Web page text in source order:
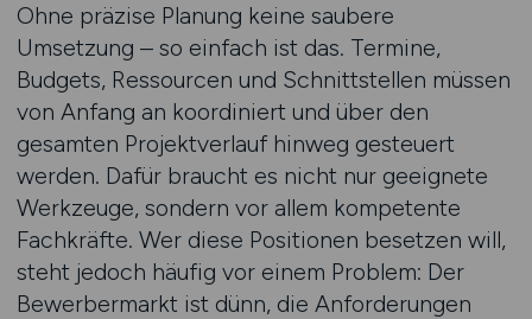
Ohne präzise Planung keine saubere
Umsetzung – so einfach ist das. Termine,
Budgets, Ressourcen und Schnittstellen müssen
von Anfang an koordiniert und über den
gesamten Projektverlauf hinweg gesteuert
werden. Dafür braucht es nicht nur geeignete
Werkzeuge, sondern vor allem kompetente
Fachkräfte. Wer diese Positionen besetzen will,
steht jedoch häufig vor einem Problem: Der
Bewerbermarkt ist dünn, die Anforderungen